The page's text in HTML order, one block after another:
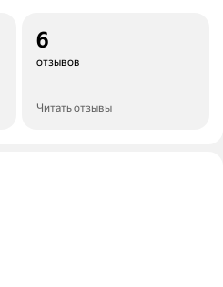
6
отзывов
Читать отзывы